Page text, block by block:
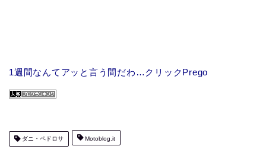
1週間なんてアッと言う間だわ…クリックPrego
ダニ・ペドロサ Motoblog.it